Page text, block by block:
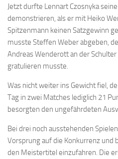
Jetzt durfte Lennart Czosnyka
demonstrieren, als er mit Heiko
Spitzenmann keinen Satzgewinn
musste Steffen Weber abgeben,
Andreas Wenderott an der
gratulieren musste.
Was nicht weiter ins Gewicht fiel,
Tag in zwei Matches lediglich 21
besorgten den ungefährdeten
Bei drei noch ausstehenden
Vorsprung auf die Konkurrenz und
den Meistertitel einzufahren. Die